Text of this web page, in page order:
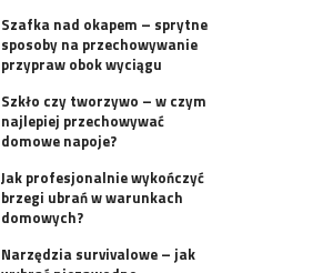
Szafka nad okapem – sprytne
sposoby na przechowywanie
przypraw obok wyciągu
Szkło czy tworzywo – w czym
najlepiej przechowywać
domowe napoje?
Jak profesjonalnie wykończyć
brzegi ubrań w warunkach
domowych?
Narzędzia survivalowe – jak